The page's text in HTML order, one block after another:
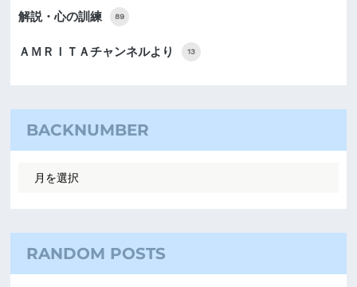
解説・心の訓練 89
ＡＭＲＩＴＡチャンネルより 13
BACKNUMBER
RANDOM POSTS